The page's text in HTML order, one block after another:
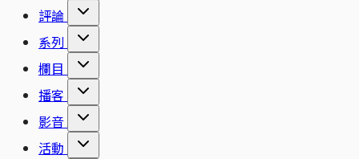
評論
系列
欄目
播客
影音
活動